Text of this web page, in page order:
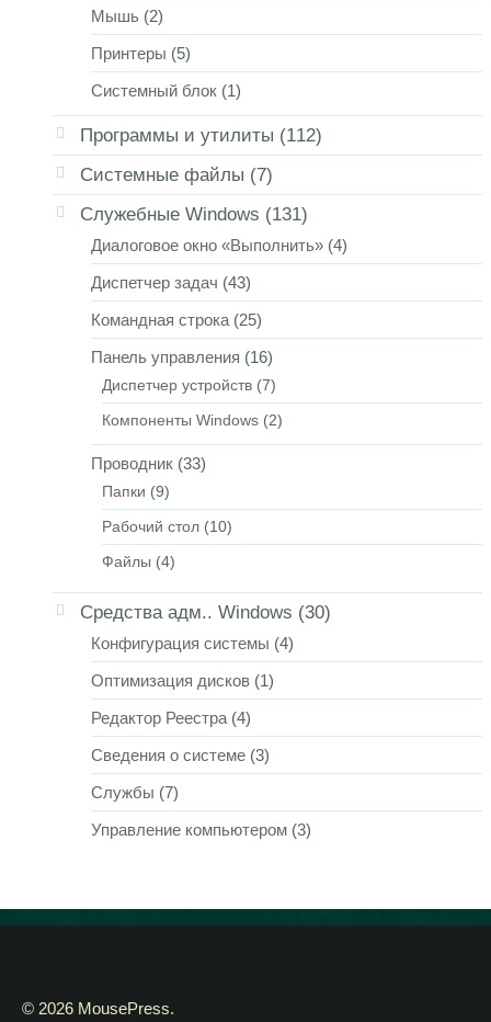
Мышь (2)
Принтеры (5)
Системный блок (1)
Программы и утилиты (112)
Системные файлы (7)
Служебные Windows (131)
Диалоговое окно «Выполнить» (4)
Диспетчер задач (43)
Командная строка (25)
Панель управления (16)
Диспетчер устройств (7)
Компоненты Windows (2)
Проводник (33)
Папки (9)
Рабочий стол (10)
Файлы (4)
Средства адм.. Windows (30)
Конфигурация системы (4)
Оптимизация дисков (1)
Редактор Реестра (4)
Сведения о системе (3)
Службы (7)
Управление компьютером (3)
© 2026 MousePress.